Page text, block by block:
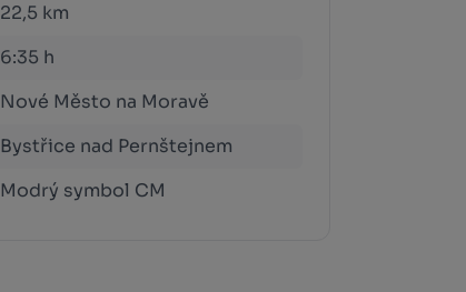
22,5 km
6:35 h
Nové Město na Moravě
Bystřice nad Pernštejnem
Modrý symbol CM